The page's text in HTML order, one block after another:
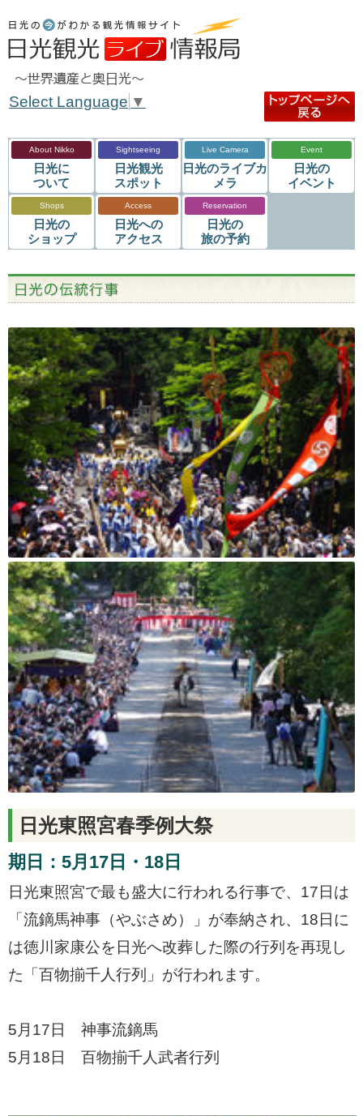
Select Language ▼
About Nikko
日光に
ついて
Sightseeing
日光観光
スポット
Live Camera
日光のライブカ
メラ
Event
日光の
イベント
Shops
日光の
ショップ
Access
日光への
アクセス
Reservation
日光の
旅の予約
日光東照宮春季例大祭
期日：5月17日・18日
日光東照宮で最も盛大に行われる行事で、17日は
「流鏑馬神事（やぶさめ）」が奉納され、18日に
は徳川家康公を日光へ改葬した際の行列を再現し
た「百物揃千人行列」が行われます。
5月17日 神事流鏑馬
5月18日 百物揃千人武者行列